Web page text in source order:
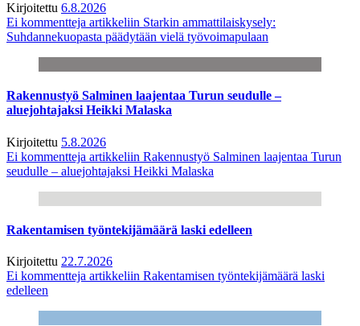
Kirjoitettu 6.8.2026
Ei kommentteja artikkeliin Starkin ammattilaiskysely:
Suhdannekuopasta päädytään vielä työvoimapulaan
Rakennustyö Salminen laajentaa Turun seudulle –
aluejohtajaksi Heikki Malaska
Kirjoitettu 5.8.2026
Ei kommentteja artikkeliin Rakennustyö Salminen laajentaa Turun
seudulle – aluejohtajaksi Heikki Malaska
Rakentamisen työntekijämäärä laski edelleen
Kirjoitettu 22.7.2026
Ei kommentteja artikkeliin Rakentamisen työntekijämäärä laski
edelleen